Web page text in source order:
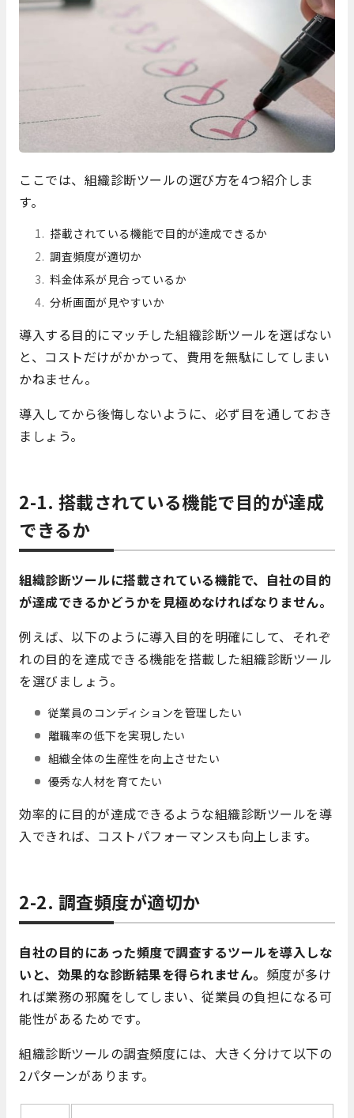
ここでは、組織診断ツールの選び方を4つ紹介しま
す。
搭載されている機能で目的が達成できるか
調査頻度が適切か
料金体系が見合っているか
分析画面が見やすいか
導入する目的にマッチした組織診断ツールを選ばない
と、コストだけがかかって、費用を無駄にしてしまい
かねません。
導入してから後悔しないように、必ず目を通しておき
ましょう。
2-1. 搭載されている機能で目的が達成
できるか
組織診断ツールに搭載されている機能で、自社の目的
が達成できるかどうかを見極めなければなりません。
例えば、以下のように導入目的を明確にして、それぞ
れの目的を達成できる機能を搭載した組織診断ツール
を選びましょう。
従業員のコンディションを管理したい
離職率の低下を実現したい
組織全体の生産性を向上させたい
優秀な人材を育てたい
効率的に目的が達成できるような組織診断ツールを導
入できれば、コストパフォーマンスも向上します。
2-2. 調査頻度が適切か
自社の目的にあった頻度で調査するツールを導入しな
いと、効果的な診断結果を得られません。 頻度が多け
れば業務の邪魔をしてしまい、従業員の負担になる可
能性があるためです。
組織診断ツールの調査頻度には、大きく分けて以下の
2パターンがあります。